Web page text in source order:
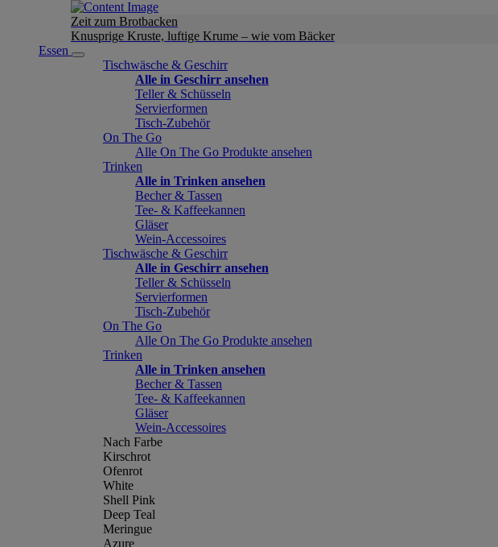
Zeit zum Brotbacken
Knusprige Kruste, luftige Krume – wie vom Bäcker
Essen
Tischwäsche & Geschirr
Alle in Geschirr ansehen
Teller & Schüsseln
Servierformen
Tisch-Zubehör
On The Go
Alle On The Go Produkte ansehen
Trinken
Alle in Trinken ansehen
Becher & Tassen
Tee- & Kaffeekannen
Gläser
Wein-Accessoires
Tischwäsche & Geschirr
Alle in Geschirr ansehen
Teller & Schüsseln
Servierformen
Tisch-Zubehör
On The Go
Alle On The Go Produkte ansehen
Trinken
Alle in Trinken ansehen
Becher & Tassen
Tee- & Kaffeekannen
Gläser
Wein-Accessoires
Nach Farbe
Kirschrot
Ofenrot
White
Shell Pink
Deep Teal
Meringue
Azure